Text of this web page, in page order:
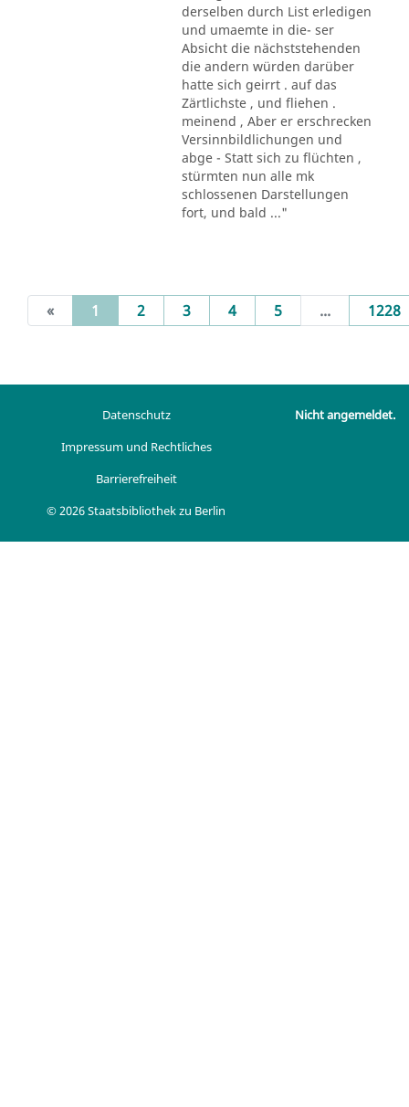
derselben durch List erledigen
und umaemte in die- ser
Absicht die nächststehenden
die andern würden darüber
hatte sich geirrt . auf das
Zärtlichste , und fliehen .
meinend , Aber er erschrecken
Versinnbildlichungen und
abge - Statt sich zu flüchten ,
stürmten nun alle mk
schlossenen Darstellungen
fort, und bald ..."
« 1 (current)
2 3 4 5 ... 1228
Datenschutz
Impressum und Rechtliches
Barrierefreiheit
© 2026 Staatsbibliothek zu Berlin
Nicht angemeldet.